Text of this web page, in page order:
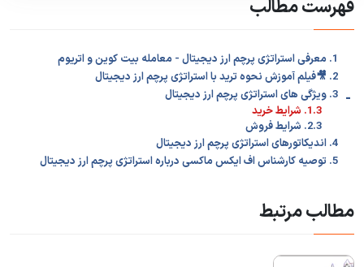
فهرست مطالب
1. معرفی استراتژی پرچم ارز دیجیتال - معامله بیت کوین و اتریوم
2. 🎥فیلم آموزش نحوه ترید با استراتژی پرچم ارز دیجیتال
3. ویژگی های استراتژی پرچم ارز دیجیتال -
1.3. شرایط خرید
2.3. شرایط فروش
4. اندیکاتورهای استراتژی پرچم ارز دیجیتال
5. توصیه کارشناس اف ایکس ماکسی درباره استراتژی پرچم ارز دیجیتال
مطالب مرتبط